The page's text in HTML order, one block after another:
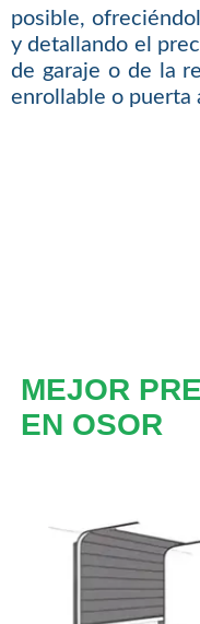
posible,
y detallando el
de garaje o de la
enrollable o puerta
MEJOR
EN OSOR